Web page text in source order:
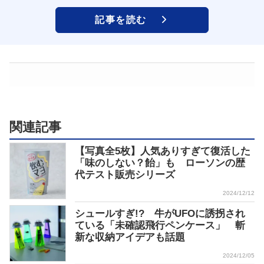
記事を読む
関連記事
【写真全5枚】人気ありすぎて復活した
「味のしない？飴」も ローソンの歴
代テスト販売シリーズ
2024/12/12
シュールすぎ!? 牛がUFOに誘拐され
ている「未確認飛行ペンケース」 斬
新な収納アイデアも話題
2024/12/05